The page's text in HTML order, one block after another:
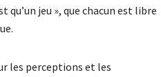
qu’un jeu », que chacun est libre
les perceptions et les